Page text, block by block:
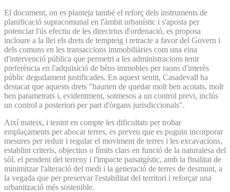
El document, on es planteja també el reforç dels instruments de
planificació supracomunal en l'àmbit urbanístic i s'aposta per
potenciar l'ús efectiu de les directrius d'ordenació, es proposa
incloure a la llei els drets de tempteig i retracte a favor del Govern i
dels comuns en les transaccions immobiliàries com una eina
d'intervenció pública que permetri a les administracions tenir
preferència en l'adquisició de béns immobles per raons d'interès
públic degudament justificades. En aquest sentit, Casadevall ha
destacat que aquests drets "haurien de quedar molt ben acotats, molt
ben parametrats i, evidentment, sotmesos a un control previ, inclús
un control a posteriori per part d'òrgans jurisdiccionals".
Així mateix, i tenint en compte les dificultats per trobar
emplaçaments per abocar terres, es preveu que es puguin incorporar
mesures per reduir i regular el moviment de terres i les excavacions,
establint criteris, objectius o límits clars en funció de la naturalesa del
sòl, el pendent del terreny i l'impacte paisatgístic, amb la finalitat de
minimitzar l'alteració del medi i la generació de terres de desmunt, a
la vegada que per preservar l'estabilitat del territori i reforçar una
urbanització més sostenible.